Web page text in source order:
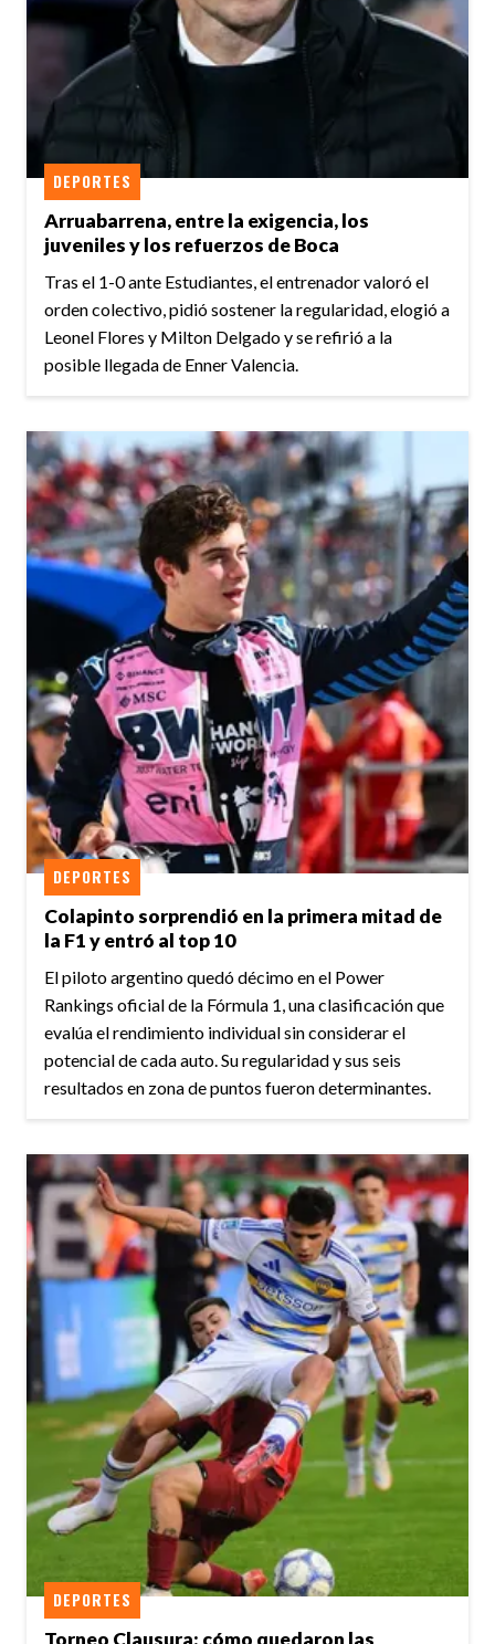
Arruabarrena, entre la exigencia, los
juveniles y los refuerzos de Boca
DEPORTES
Tras el 1-0 ante Estudiantes, el entrenador valoró el
orden colectivo, pidió sostener la regularidad, elogió a
Leonel Flores y Milton Delgado y se refirió a la
posible llegada de Enner Valencia.
Colapinto sorprendió en la primera mitad de
la F1 y entró al top 10
DEPORTES
El piloto argentino quedó décimo en el Power
Rankings oficial de la Fórmula 1, una clasificación que
evalúa el rendimiento individual sin considerar el
potencial de cada auto. Su regularidad y sus seis
resultados en zona de puntos fueron determinantes.
DEPORTES